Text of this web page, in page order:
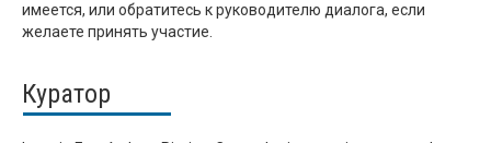
имеется, или обратитесь к руководителю диалога, если
желаете принять участие.
Куратор